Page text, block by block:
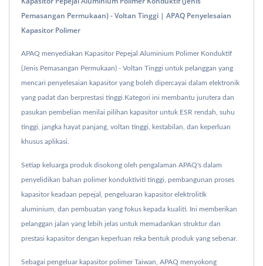
Pemasangan Permukaan) - Voltan Tinggi | APAQ Penyelesaian
Kapasitor Polimer
APAQ menyediakan Kapasitor Pepejal Aluminium Polimer Konduktif
(Jenis Pemasangan Permukaan) - Voltan Tinggi untuk pelanggan yang
mencari penyelesaian kapasitor yang boleh dipercayai dalam elektronik
yang padat dan berprestasi tinggi.Kategori ini membantu jurutera dan
pasukan pembelian menilai pilihan kapasitor untuk ESR rendah, suhu
tinggi, jangka hayat panjang, voltan tinggi, kestabilan, dan keperluan
khusus aplikasi.
Setiap keluarga produk disokong oleh pengalaman APAQ's dalam
penyelidikan bahan polimer konduktiviti tinggi, pembangunan proses
kapasitor keadaan pepejal, pengeluaran kapasitor elektrolitik
aluminium, dan pembuatan yang fokus kepada kualiti. Ini memberikan
pelanggan jalan yang lebih jelas untuk memadankan struktur dan
prestasi kapasitor dengan keperluan reka bentuk produk yang sebenar.
Sebagai pengeluar kapasitor polimer Taiwan, APAQ menyokong